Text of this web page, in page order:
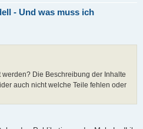
- Und was muss ich
Die Beschreibung der Inhalte
auch nicht welche Teile fehlen oder